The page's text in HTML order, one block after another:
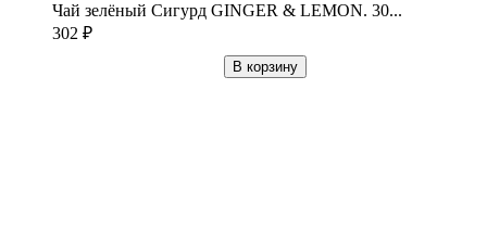
Чай зелёный Сигурд GINGER & LEMON. 30...
302 ₽
В корзину